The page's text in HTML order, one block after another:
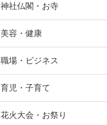
神社仏閣・お寺
美容・健康
職場・ビジネス
育児・子育て
花火大会・お祭り